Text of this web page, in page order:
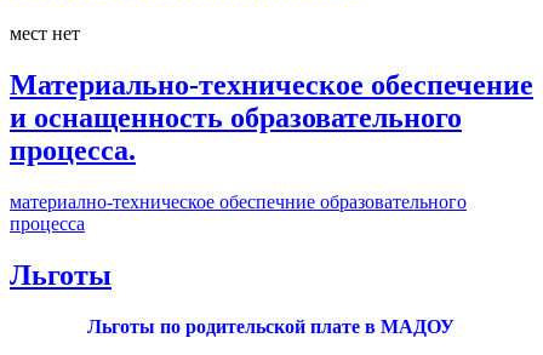
мест нет
Материально-техническое обеспечение
и оснащенность образовательного
процесса.
материално-техническое обеспечние образовательного
процесса
Льготы
Льготы по родительской плате в МАДОУ